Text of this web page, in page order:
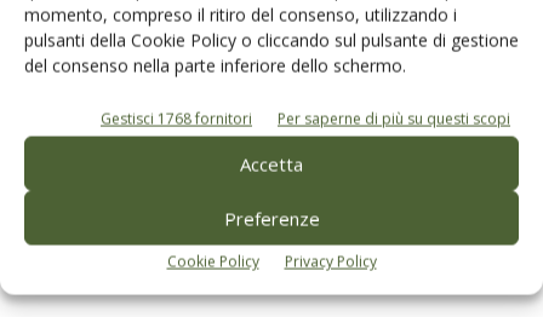
momento, compreso il ritiro del consenso, utilizzando i
pulsanti della Cookie Policy o cliccando sul pulsante di gestione
del consenso nella parte inferiore dello schermo.
Gestisci 1768 fornitori Per saperne di più su questi scopi
Accetta
Preferenze
Cookie Policy Privacy Policy
PREZZI OLIO
Olio di oliva, ottobre: il mercato è sempre
in tensione
Di